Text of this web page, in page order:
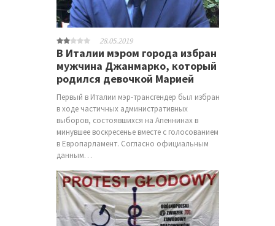
28.05.2019
В Италии мэром города избран
мужчина Джанмарко, который
родился девочкой Марией
Первый в Италии мэр-трансгендер был избран
в ходе частичных административных
выборов, состоявшихся на Апеннинах в
минувшее воскресенье вместе с голосованием
в Европарламент. Согласно официальным
данным…